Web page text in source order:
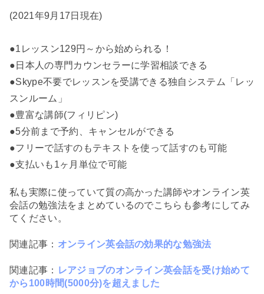
(2021年9月17日現在)
●1レッスン129円～から始められる！
●日本人の専門カウンセラーに学習相談できる
●Skype不要でレッスンを受講できる独自システム「レッ
スンルーム」
●豊富な講師(フィリピン)
●5分前まで予約、キャンセルができる
●フリーで話すのもテキストを使って話すのも可能
●支払いも1ヶ月単位で可能
私も実際に使っていて質の高かった講師やオンライン英
会話の勉強法をまとめているのでこちらも参考にしてみ
てください。
関連記事： オンライン英会話の効果的な勉強法
関連記事： レアジョブのオンライン英会話を受け始めて
から100時間(5000分)を超えました